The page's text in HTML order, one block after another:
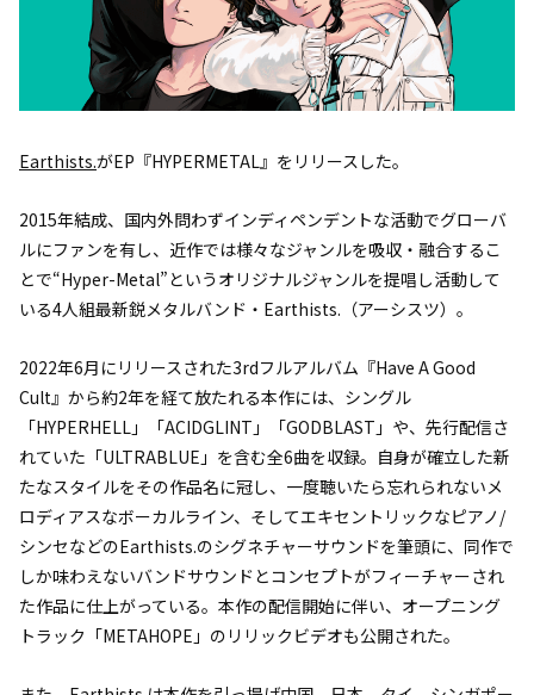
Earthists.がEP『HYPERMETAL』をリリースした。
2015年結成、国内外問わずインディペンデントな活動でグローバ
ルにファンを有し、近作では様々なジャンルを吸収・融合するこ
とで“Hyper-Metal”というオリジナルジャンルを提唱し活動して
いる4人組最新鋭メタルバンド・Earthists.（アーシスツ）。
2022年6月にリリースされた3rdフルアルバム『Have A Good
Cult』から約2年を経て放たれる本作には、シングル
「HYPERHELL」「ACIDGLINT」「GODBLAST」や、先行配信さ
れていた「ULTRABLUE」を含む全6曲を収録。自身が確立した新
たなスタイルをその作品名に冠し、一度聴いたら忘れられないメ
ロディアスなボーカルライン、そしてエキセントリックなピアノ/
シンセなどのEarthists.のシグネチャーサウンドを筆頭に、同作で
しか味わえないバンドサウンドとコンセプトがフィーチャーされ
た作品に仕上がっている。本作の配信開始に伴い、オープニング
トラック「METAHOPE」のリリックビデオも公開された。